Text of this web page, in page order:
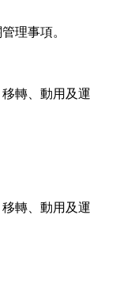
理事項。
轉、動用及運
轉、動用及運